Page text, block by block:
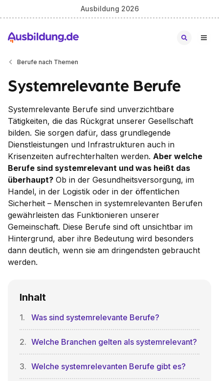
Ausbildung 2026
Berufe nach Themen
Systemrelevante Berufe
Systemrelevante Berufe sind unverzichtbare
Tätigkeiten, die das Rückgrat unserer Gesellschaft
bilden. Sie sorgen dafür, dass grundlegende
Dienstleistungen und Infrastrukturen auch in
Krisenzeiten aufrechterhalten werden. Aber welche
Berufe sind systemrelevant und was heißt das
überhaupt? Ob in der Gesundheitsversorgung, im
Handel, in der Logistik oder in der öffentlichen
Sicherheit – Menschen in systemrelevanten Berufen
gewährleisten das Funktionieren unserer
Gemeinschaft. Diese Berufe sind oft unsichtbar im
Hintergrund, aber ihre Bedeutung wird besonders
dann deutlich, wenn sie am dringendsten gebraucht
werden.
Inhalt
Was sind systemrelevante Berufe?
Welche Branchen gelten als systemrelevant?
Welche systemrelevanten Berufe gibt es?